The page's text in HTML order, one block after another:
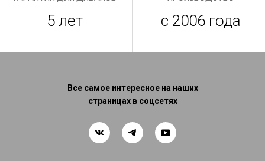
5 лет с 2006 года
Все самое интересное на наших
страницах в соцсетях